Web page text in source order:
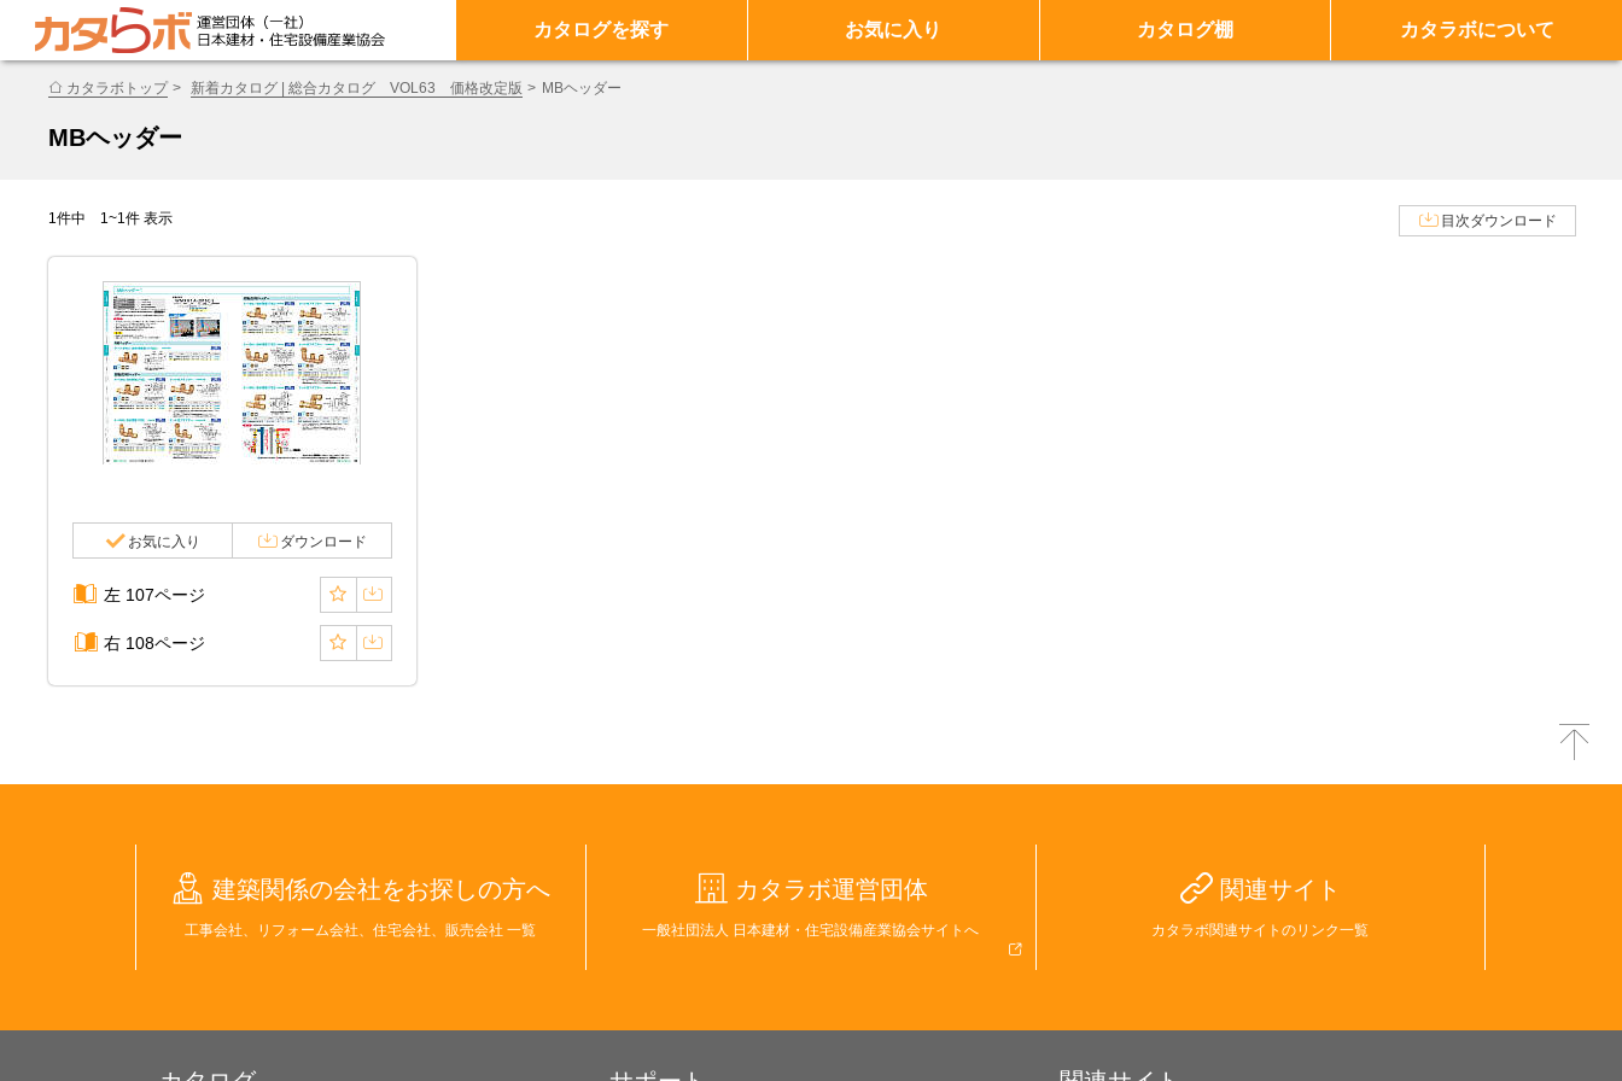
カタログを探す お気に入り カタログ棚 カタラボについて
カタラボトップ 新着カタログ | 総合カタログ VOL63 価格改定版 MBヘッダー
MBヘッダー
1件中 1~1件 表示 目次ダウンロード
お気に入り ダウンロード
左 107ページ
右 108ページ
建築関係の会社をお探しの方へ
工事会社、リフォーム会社、住宅会社、販売会社 一覧
カタラボ運営団体
一般社団法人 日本建材・住宅設備産業協会サイトへ
関連サイト
カタラボ関連サイトのリンク一覧